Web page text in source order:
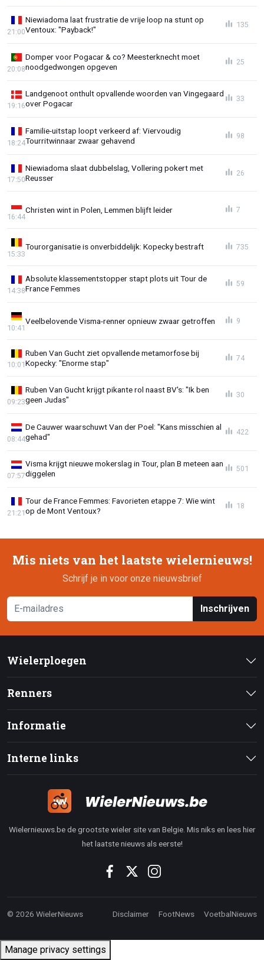
Niewiadoma laat frustratie de vrije loop na stunt op
Ventoux: "Payback!"
21:00
135
Domper voor Pogacar & co? Meesterknecht moet
noodgedwongen opgeven
20:08
25
Landgenoot onthult opvallende woorden van Vingegaard
over Pogacar
19:16
33
Familie-uitstap loopt verkeerd af: Viervoudig
Tourritwinnaar zwaar gehavend
18:24
98
Niewiadoma slaat dubbelslag, Vollering pokert met
Reusser
17:50
26
Christen wint in Polen, Lemmen blijft leider
16:44
7
Tourorganisatie is onverbiddelijk: Kopecky bestraft
15:33
735
Absolute klassementstopper stapt plots uit Tour de
France Femmes
14:38
59
Veelbelovende Visma-renner opnieuw zwaar getroffen
10:41
9
Ruben Van Gucht ziet opvallende metamorfose bij
Kopecky: "Enorme stap"
10:01
74
Ruben Van Gucht krijgt pikante rol naast BV's: "Ik ben
geen Judas"
09:23
30
De Cauwer waarschuwt Van der Poel: "Kans misschien al
gehad"
08:44
422
Visma krijgt nieuwe mokerslag in Tour, plan B meteen aan
diggelen
07:57
501
Tour de France Femmes: Favorieten etappe 7: Wie wint
op de Mont Ventoux?
21:21
18
Mis niets van het laatste wielernieuws!
Schrijf je in voor onze nieuwsbrief
Inschrijven
Wielerploegen
Renners
Informatie
Interne links
Wielernieuws.be de grootste wieler site van Belgie. Mis niks en lees hier
het laatste nieuws als eerste!
© 2026 WielerNieuws Disclaimer FootNews VoetbalNieuws
Manage privacy settings